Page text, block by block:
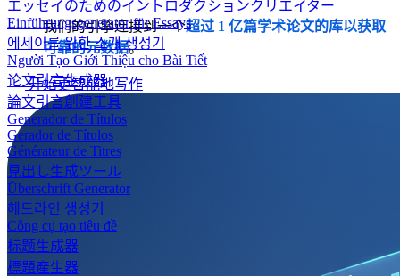
エッセイのためのイントロダクションクリエイター
Einführungsgenerator für Essays
에세이를 위한 소개 생성기
Người Tạo Giới Thiệu cho Bài Tiết
论文引言生成器
論文引言創建工具
Generador de Títulos
Gerador de Títulos
Générateur de Titres
見出し生成ツール
Überschrift Generator
헤드라인 생성기
Công cụ tạo tiêu đề
标题生成器
標題產生器
我们的引擎连接到一个超过 1 亿篇学术论文的库以获取
可靠的元数据。
开始更智能地写作